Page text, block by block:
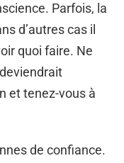
Parfois, la
d’autres cas il
quoi faire. Ne
et tenez-vous à
de confiance.